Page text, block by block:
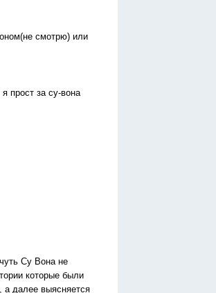
смотрю) или
прост за су-вона
Су Вона не
которые были
а далее выясняется